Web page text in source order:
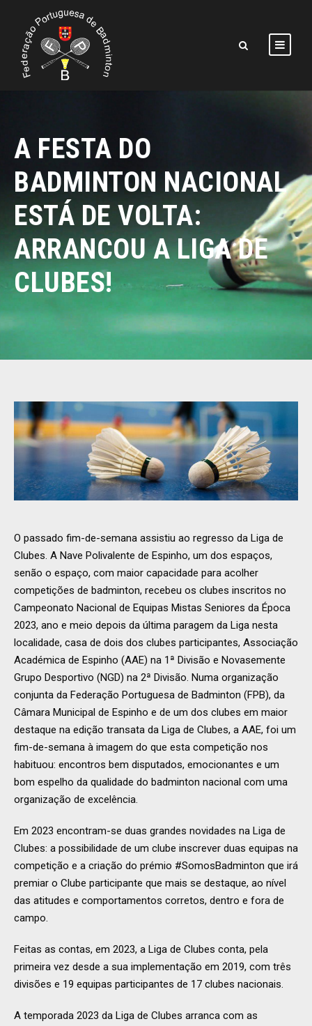
A FESTA DO
BADMINTON NACIONAL
ESTÁ DE VOLTA:
ARRANCOU A LIGA DE
CLUBES!
O passado fim-de-semana assistiu ao regresso da Liga de
Clubes. A Nave Polivalente de Espinho, um dos espaços,
senão o espaço, com maior capacidade para acolher
competições de badminton, recebeu os clubes inscritos no
Campeonato Nacional de Equipas Mistas Seniores da Época
2023, ano e meio depois da última paragem da Liga nesta
localidade, casa de dois dos clubes participantes, Associação
Académica de Espinho (AAE) na 1ª Divisão e Novasemente
Grupo Desportivo (NGD) na 2ª Divisão. Numa organização
conjunta da Federação Portuguesa de Badminton (FPB), da
Câmara Municipal de Espinho e de um dos clubes em maior
destaque na edição transata da Liga de Clubes, a AAE, foi um
fim-de-semana à imagem do que esta competição nos
habituou: encontros bem disputados, emocionantes e um
bom espelho da qualidade do badminton nacional com uma
organização de excelência.
Em 2023 encontram-se duas grandes novidades na Liga de
Clubes: a possibilidade de um clube inscrever duas equipas na
competição e a criação do prémio #SomosBadminton que irá
premiar o Clube participante que mais se destaque, ao nível
das atitudes e comportamentos corretos, dentro e fora de
campo.
Feitas as contas, em 2023, a Liga de Clubes conta, pela
primeira vez desde a sua implementação em 2019, com três
divisões e 19 equipas participantes de 17 clubes nacionais.
A temporada 2023 da Liga de Clubes arranca com as